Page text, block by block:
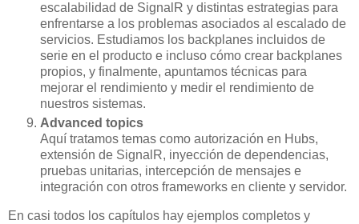
escalabilidad de SignalR y distintas estrategias para
enfrentarse a los problemas asociados al escalado de
servicios. Estudiamos los backplanes incluidos de
serie en el producto e incluso cómo crear backplanes
propios, y finalmente, apuntamos técnicas para
mejorar el rendimiento y medir el rendimiento de
nuestros sistemas.
Advanced topics
Aquí tratamos temas como autorización en Hubs,
extensión de SignalR, inyección de dependencias,
pruebas unitarias, intercepción de mensajes e
integración con otros frameworks en cliente y servidor.
En casi todos los capítulos hay ejemplos completos y